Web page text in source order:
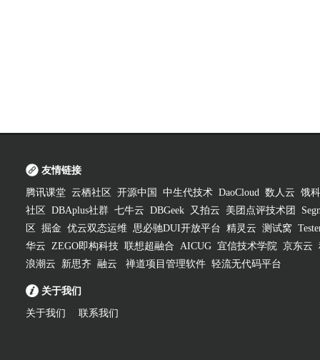
友情链接
腾讯课堂 云栖社区 开源中国 中生代技术 DaoCloud 数人云 饿
社区
DBAplus社群 七牛云 DBGeek 又拍云 美团点评技术团
区
掘金 优云双态运维 思必驰DUI开放平台 精灵云 测试窝
华云 ZEGO即构科技 联想超融合 AICUG 宜信技术学院 京东云
浪潮云
新思齐 融云 禅道项目管理软件 轻流无代码平台
关于我们
关于我们 联系我们